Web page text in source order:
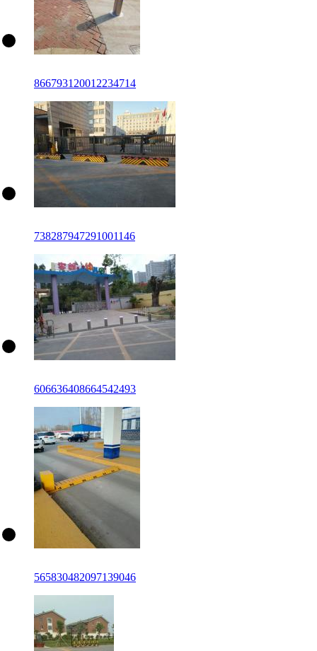
866793120012234714
738287947291001146
606636408664542493
565830482097139046